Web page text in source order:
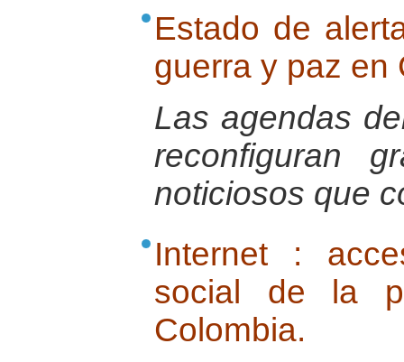
Estado de
guerra y paz en
Las agendas
reconfiguran
noticiosos que
Internet :
social de la
Colombia.